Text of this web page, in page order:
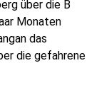
über die B
Monaten
das
die gefahrene